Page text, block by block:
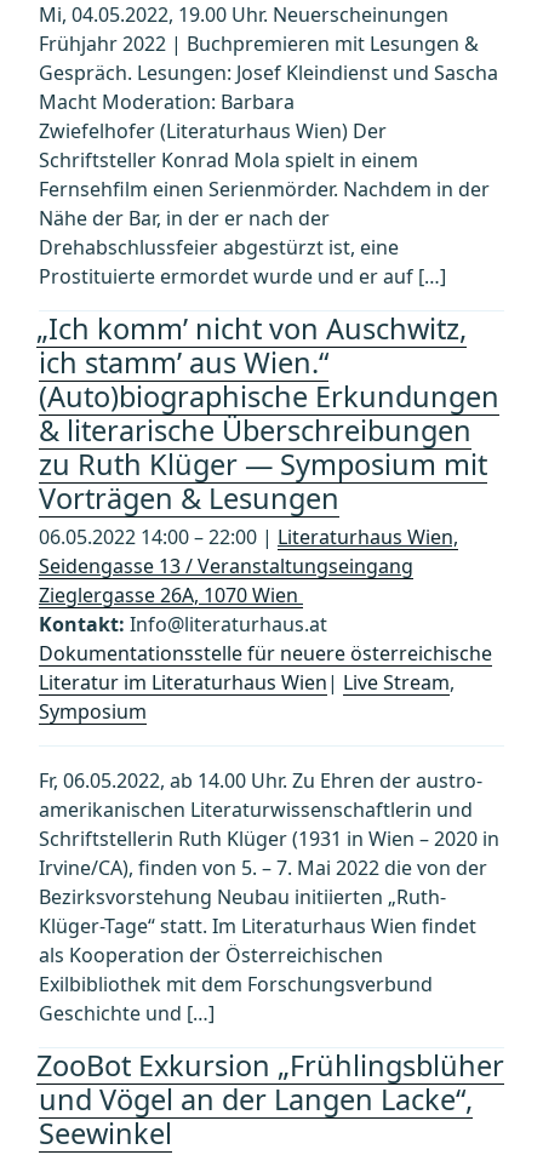
Mi, 04.05.2022, 19.00 Uhr. Neuerscheinungen
Frühjahr 2022 | Buchpremieren mit Lesungen &
Gespräch. Lesungen: Josef Kleindienst und Sascha
Macht Moderation: Barbara
Zwiefelhofer (Literaturhaus Wien) Der
Schriftsteller Konrad Mola spielt in einem
Fernsehfilm einen Serienmörder. Nachdem in der
Nähe der Bar, in der er nach der
Drehabschlussfeier abgestürzt ist, eine
Prostituierte ermordet wurde und er auf […]
„Ich komm’ nicht von Auschwitz,
ich stamm’ aus Wien.“
(Auto)biographische Erkundungen
& literarische Überschreibungen
zu Ruth Klüger — Symposium mit
Vorträgen & Lesungen
06.05.2022 14:00 – 22:00 | Literaturhaus Wien,
Seidengasse 13 / Veranstaltungseingang
Zieglergasse 26A, 1070 Wien
Kontakt: Info@literaturhaus.at
Dokumentationsstelle für neuere österreichische
Literatur im Literaturhaus Wien| Live Stream,
Symposium
Fr, 06.05.2022, ab 14.00 Uhr. Zu Ehren der austro-
amerikanischen Literaturwissenschaftlerin und
Schriftstellerin Ruth Klüger (1931 in Wien – 2020 in
Irvine/CA), finden von 5. – 7. Mai 2022 die von der
Bezirksvorstehung Neubau initiierten „Ruth-
Klüger-Tage“ statt. Im Literaturhaus Wien findet
als Kooperation der Österreichischen
Exilbibliothek mit dem Forschungsverbund
Geschichte und […]
ZooBot Exkursion „Frühlingsblüher
und Vögel an der Langen Lacke“,
Seewinkel